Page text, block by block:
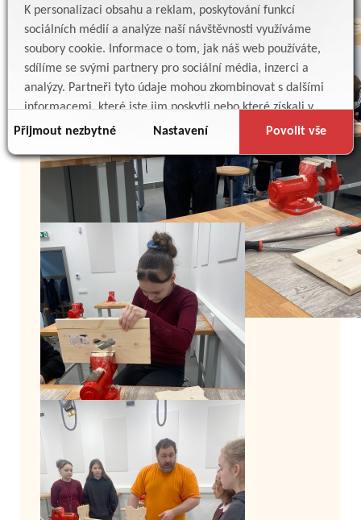
K personalizaci obsahu a reklam, poskytování funkcí
sociálních médií a analýze naší návštěvnosti využíváme
soubory cookie. Informace o tom, jak náš web používáte,
sdílíme se svými partnery pro sociální média, inzerci a
analýzy. Partneři tyto údaje mohou zkombinovat s dalšími
informacemi, které jste jim poskytli nebo které získali v
důsledku toho, že používáte jejich služby.
Přijmout nezbytné Nastavení Povolit vše